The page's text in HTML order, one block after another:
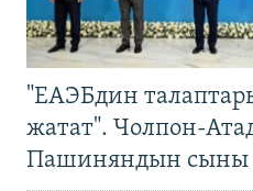
"ЕАЭБдин
жатат". Чолпон-
Пашиняндын сыны